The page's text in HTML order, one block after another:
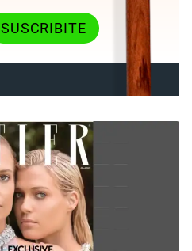
SUSCRIBITE